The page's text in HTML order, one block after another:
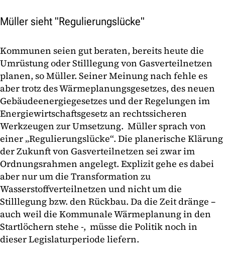
Müller sieht "Regulierungslücke"
Kommunen seien gut beraten, bereits heute die
Umrüstung oder Stilllegung von Gasverteilnetzen
planen, so Müller. Seiner Meinung nach fehle es
aber trotz des Wärmeplanungsgesetzes, des neuen
Gebäudeenergiegesetzes und der Regelungen im
Energiewirtschaftsgesetz an rechtssicheren
Werkzeugen zur Umsetzung. Müller sprach von
einer „Regulierungslücke“. Die planerische Klärung
der Zukunft von Gasverteilnetzen sei zwar im
Ordnungsrahmen angelegt. Explizit gehe es dabei
aber nur um die Transformation zu
Wasserstoffverteilnetzen und nicht um die
Stilllegung bzw. den Rückbau. Da die Zeit dränge –
auch weil die Kommunale Wärmeplanung in den
Startlöchern stehe -, müsse die Politik noch in
dieser Legislaturperiode liefern.